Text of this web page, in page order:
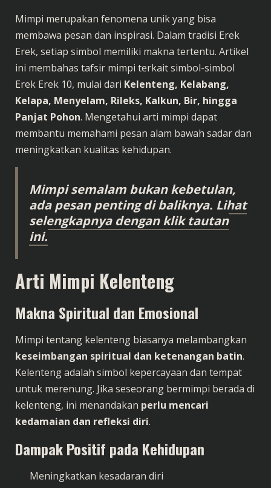
Mimpi merupakan fenomena unik yang bisa
membawa pesan dan inspirasi. Dalam tradisi Erek
Erek, setiap simbol memiliki makna tertentu. Artikel
ini membahas tafsir mimpi terkait simbol-simbol
Erek Erek 10, mulai dari Kelenteng, Kelabang,
Kelapa, Menyelam, Rileks, Kalkun, Bir, hingga
Panjat Pohon. Mengetahui arti mimpi dapat
membantu memahami pesan alam bawah sadar dan
meningkatkan kualitas kehidupan.
Mimpi semalam bukan kebetulan,
ada pesan penting di baliknya. Lihat
selengkapnya dengan klik tautan
ini.
Arti Mimpi Kelenteng
Makna Spiritual dan Emosional
Mimpi tentang kelenteng biasanya melambangkan
keseimbangan spiritual dan ketenangan batin.
Kelenteng adalah simbol kepercayaan dan tempat
untuk merenung. Jika seseorang bermimpi berada di
kelenteng, ini menandakan perlu mencari
kedamaian dan refleksi diri.
Dampak Positif pada Kehidupan
Meningkatkan kesadaran diri